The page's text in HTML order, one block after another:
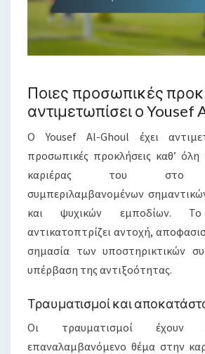
Ποιες προσωπικές
αντιμετωπίσει ο Yousef
Ο Yousef Al-Ghoul έχει
προσωπικές προκλήσεις καθ’ όλη
καριέρας του στο
συμπεριλαμβανομένων
και ψυχικών εμποδίων.
αντικατοπτρίζει αντοχή,
σημασία των υποστηρικτικών
υπέρβαση της αντιξοότητας.
Τραυματισμοί και
Οι τραυματισμοί έχουν
επαναλαμβανόμενο θέμα στην